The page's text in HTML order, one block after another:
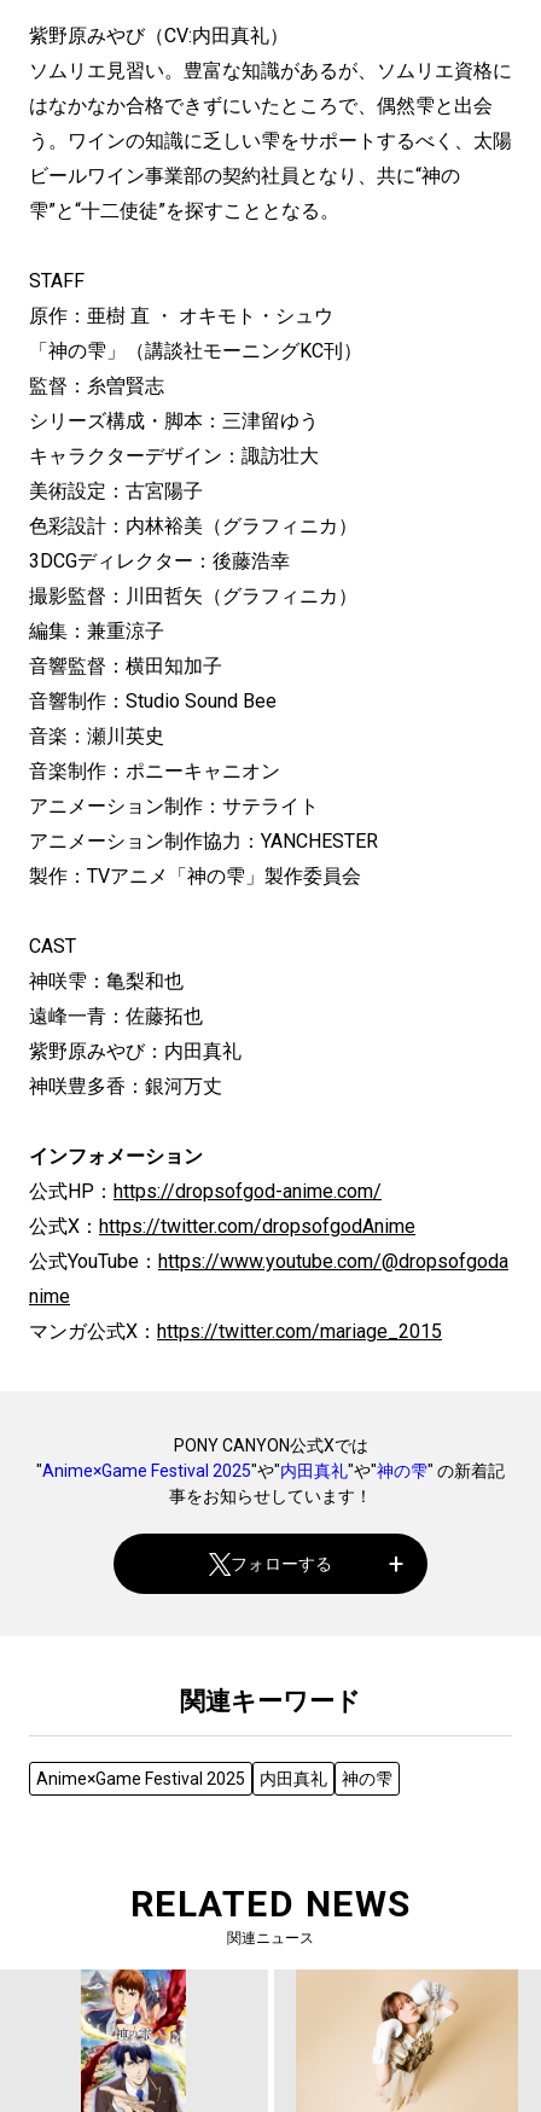
紫野原みやび（CV:内田真礼）
ソムリエ見習い。豊富な知識があるが、ソムリエ資格に
はなかなか合格できずにいたところで、偶然雫と出会
う。ワインの知識に乏しい雫をサポートするべく、太陽
ビールワイン事業部の契約社員となり、共に“神の
雫”と“十二使徒”を探すこととなる。
STAFF
原作：亜樹 直 ・ オキモト・シュウ
「神の雫」（講談社モーニングKC刊）
監督：糸曽賢志
シリーズ構成・脚本：三津留ゆう
キャラクターデザイン：諏訪壮大
美術設定：古宮陽子
色彩設計：内林裕美（グラフィニカ）
3DCGディレクター：後藤浩幸
撮影監督：川田哲矢（グラフィニカ）
編集：兼重涼子
音響監督：横田知加子
音響制作：Studio Sound Bee
音楽：瀬川英史
音楽制作：ポニーキャニオン
アニメーション制作：サテライト
アニメーション制作協力：YANCHESTER
製作：TVアニメ「神の雫」製作委員会
CAST
神咲雫：亀梨和也
遠峰一青：佐藤拓也
紫野原みやび：内田真礼
神咲豊多香：銀河万丈
インフォメーション
公式HP： https://dropsofgod-anime.com/
公式X： https://twitter.com/dropsofgodAnime
公式YouTube： https://www.youtube.com/@dropsofgoda
nime
マンガ公式X： https://twitter.com/mariage_2015
PONY CANYON公式Xでは
"Anime×Game Festival 2025"や"内田真礼"や"神の雫" の新着記
事をお知らせしています！
フォローする
関連キーワード
Anime×Game Festival 2025 内田真礼 神の雫
RELATED NEWS
関連ニュース